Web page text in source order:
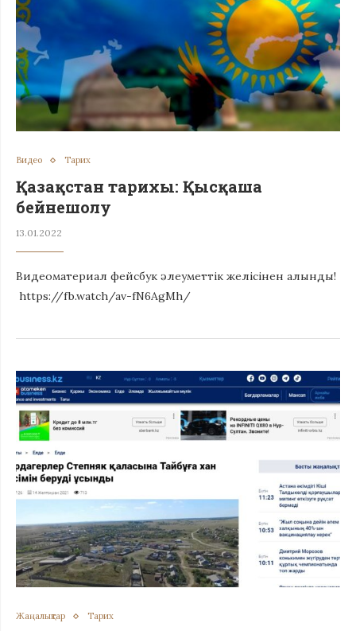
Видео Тарих
Қазақстан тарихы: Қысқаша
бейнешолу
13.01.2022
Видеоматериал фейсбук әлеуметтік желісінен алынды!
https://fb.watch/av-fN6AgMh/
Жаңалықтар Тарих